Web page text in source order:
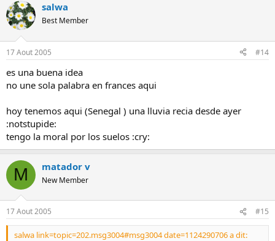
salwa
Best Member
17 Aout 2005 #14
es una buena idea
no une sola palabra en frances aqui
hoy tenemos aqui (Senegal ) una lluvia recia desde ayer
:notstupide:
tengo la moral por los suelos :cry:
M matador v
New Member
17 Aout 2005 #15
salwa link=topic=202.msg3004#msg3004 date=1124290706 a dit: